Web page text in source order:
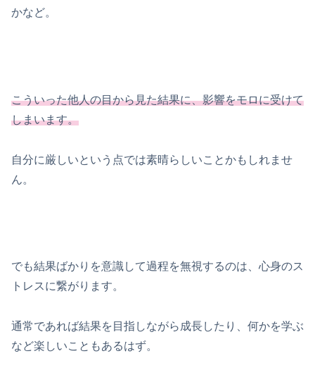
かなど。
こういった他人の目から見た結果に、影響をモロに受けて
しまいます。
自分に厳しいという点では素晴らしいことかもしれませ
ん。
でも結果ばかりを意識して過程を無視するのは、心身のス
トレスに繋がります。
通常であれば結果を目指しながら成長したり、何かを学ぶ
など楽しいこともあるはず。